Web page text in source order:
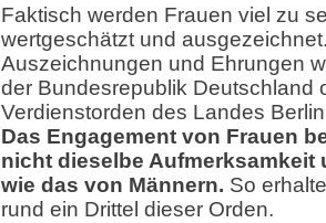
Faktisch werden Frauen viel zu
wertgeschätzt und
Auszeichnungen und Ehrungen
der Bundesrepublik Deutschland
Verdienstorden des Landes
Das Engagement von Frauen
nicht dieselbe Aufmerksamkeit
wie das von Männern. So
rund ein Drittel dieser Orden.